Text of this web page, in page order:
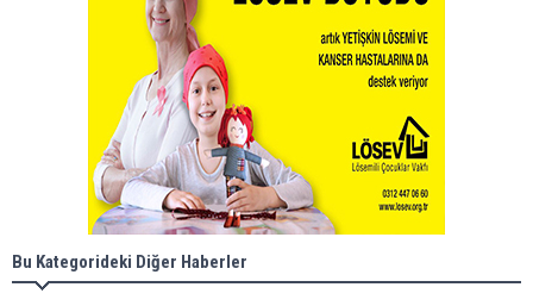
Bu Kategorideki Diğer Haberler